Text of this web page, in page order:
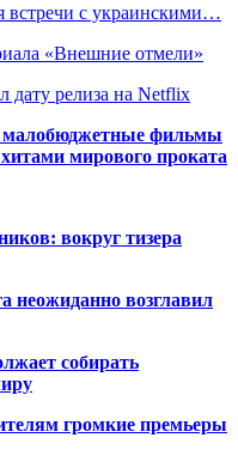
встречи с украинскими…
«Внешние отмели»
дату релиза на Netflix
фильмы
мирового проката
вокруг тизера
возглавил
собирать
громкие премьеры